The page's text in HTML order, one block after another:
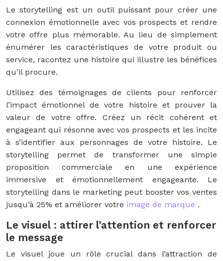
Le storytelling est un outil puissant pour créer une
connexion émotionnelle avec vos prospects et rendre
votre offre plus mémorable. Au lieu de simplement
énumérer les caractéristiques de votre produit ou
service, racontez une histoire qui illustre les bénéfices
qu’il procure.
Utilisez des témoignages de clients pour renforcer
l’impact émotionnel de votre histoire et prouver la
valeur de votre offre. Créez un récit cohérent et
engageant qui résonne avec vos prospects et les incite
à s’identifier aux personnages de votre histoire. Le
storytelling permet de transformer une simple
proposition commerciale en une expérience
immersive et émotionnellement engageante. Le
storytelling dans le marketing peut booster vos ventes
jusqu’à 25% et améliorer votre image de marque .
Le visuel : attirer l’attention et renforcer
le message
Le visuel joue un rôle crucial dans l’attraction de